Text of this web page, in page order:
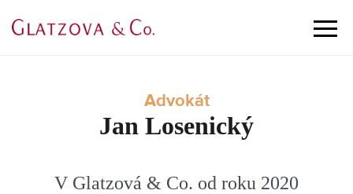
Advokát
Jan Losenický
V Glatzová & Co. od roku 2020